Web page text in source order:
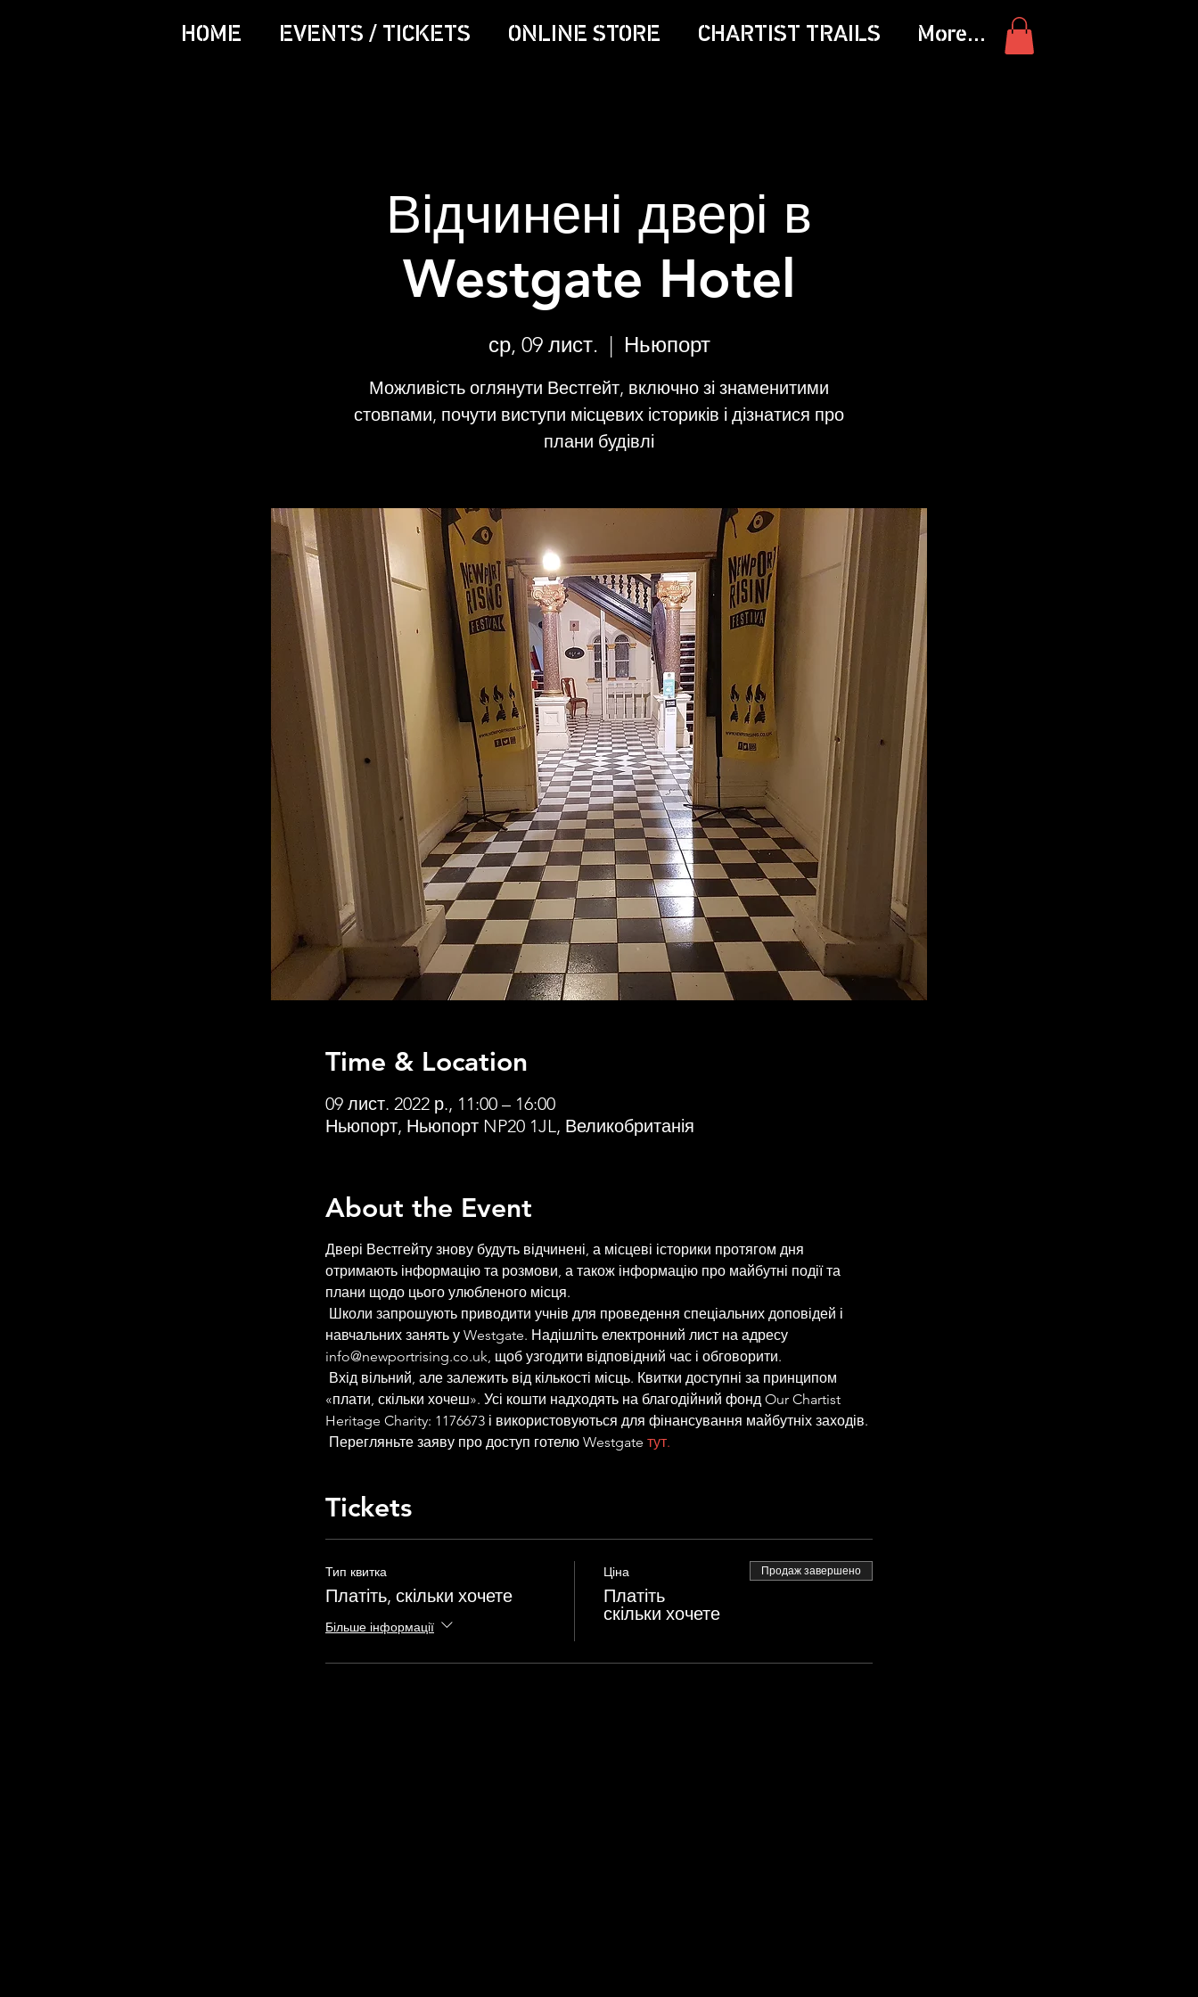
HOME EVENTS / TICKETS ONLINE STORE CHARTIST TRAILS More...
Відчинені двері в
Westgate Hotel
ср, 09 лист.
  |
Ньюпорт
Можливість оглянути Вестгейт, включно зі знаменитими
стовпами, почути виступи місцевих істориків і дізнатися про
плани будівлі
Time & Location
09 лист. 2022 р., 11:00 – 16:00
Ньюпорт, Ньюпорт NP20 1JL, Великобританія
About the Event
Двері Вестгейту знову будуть відчинені, а місцеві історики протягом дня
отримають інформацію та розмови, а також інформацію про майбутні події та
плани щодо цього улюбленого місця.
навчальних занять у Westgate. Надішліть електронний лист на адресу
info@newportrising.co.uk, щоб узгодити відповідний час і обговорити.
«плати, скільки хочеш». Усі кошти надходять на благодійний фонд Our Chartist
Heritage Charity: 1176673 і використовуються для фінансування майбутніх заходів.
Перегляньте заяву про доступ готелю Westgate тут.
Tickets
Тип квитка
Платіть, скільки хочете
Більше інформації
Ціна
Платіть
скільки хочете
Продаж завершено